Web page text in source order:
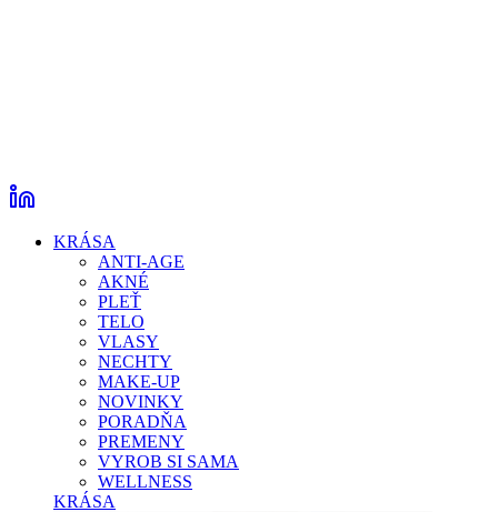
KRÁSA
ANTI-AGE
AKNÉ
PLEŤ
TELO
VLASY
NECHTY
MAKE-UP
NOVINKY
PORADŇA
PREMENY
VYROB SI SAMA
WELLNESS
KRÁSA